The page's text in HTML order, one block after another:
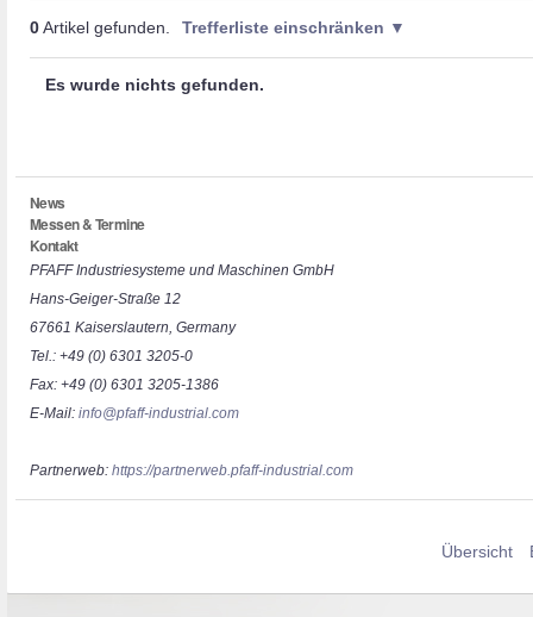
0Artikel gefunden. Trefferliste einschränken
Es wurde nichts gefunden.
News
Messen & Termine
Kontakt
PFAFF Industriesysteme und Maschinen GmbH
Hans-Geiger-Straße 12
67661 Kaiserslautern, Germany
Tel.: +49 (0) 6301 3205-0
Fax: +49 (0) 6301 3205-1386
E-Mail:info@pfaff-industrial.com
Partnerweb:https://partnerweb.pfaff-industrial.com
Übersicht